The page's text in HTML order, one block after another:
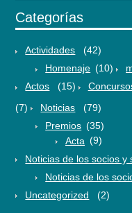
Categorías
Actividades
(42)
Homenaje (10)
Actos
(15)
(7)
Noticias
(79)
Premios (35)
Acta (9)
Noticias de los socios y
Noticias de los
Uncategorized
(2)